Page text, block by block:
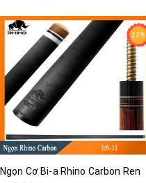
22%
Ngọn Cơ Bi-a Rhino Carbon Ren